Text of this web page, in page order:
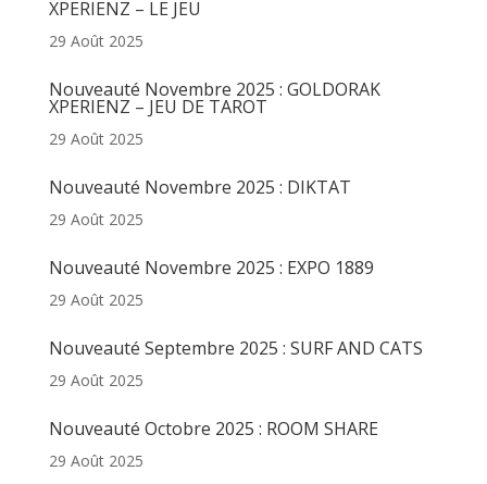
XPERIENZ – LE JEU
29 Août 2025
Nouveauté Novembre 2025 : GOLDORAK
XPERIENZ – JEU DE TAROT
29 Août 2025
Nouveauté Novembre 2025 : DIKTAT
29 Août 2025
Nouveauté Novembre 2025 : EXPO 1889
29 Août 2025
Nouveauté Septembre 2025 : SURF AND CATS
29 Août 2025
Nouveauté Octobre 2025 : ROOM SHARE
29 Août 2025